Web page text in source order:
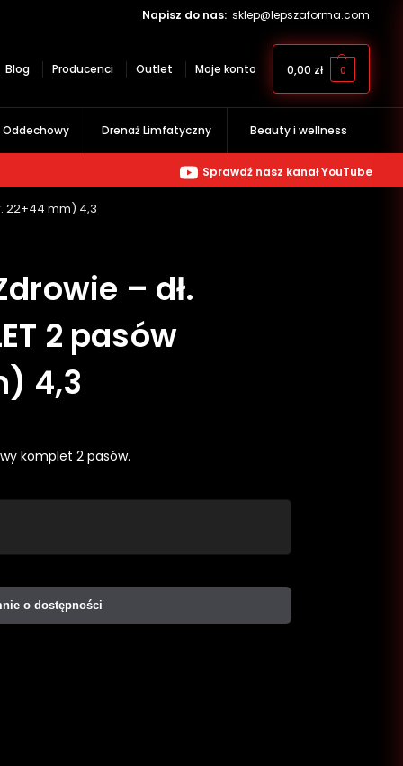
Napisz do nas: sklep@lepszaforma.com
Blog Producenci Outlet Moje konto 0,00 zł 0
Oddechowy Drenaż Limfatyczny Beauty i wellness
Sprawdź nasz kanał YouTube
22+44 mm) 4,3
– dł.
2 pasów
4,3
komplet 2 pasów.
o dostępności